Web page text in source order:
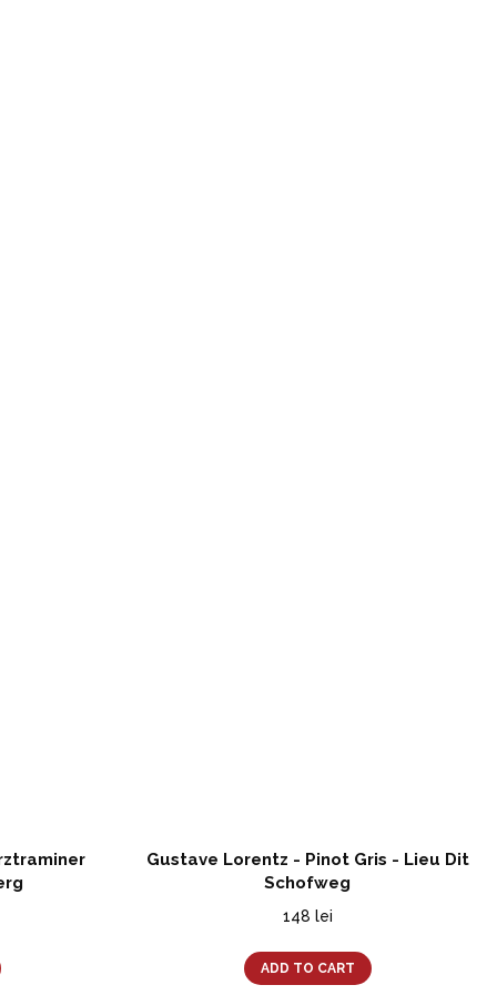
Gustave Lorentz - Pinot Gris - Lieu Dit
Schofweg
148 lei
ADD TO CART